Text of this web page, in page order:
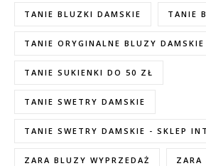
TANIE BLUZKI DAMSKIE TANIE
TANIE ORYGINALNE BLUZY DAMSKIE
TANIE SUKIENKI DO 50 ZŁ
TANIE SWETRY DAMSKIE
TANIE SWETRY DAMSKIE - SKLEP
ZARA BLUZY WYPRZEDAŻ ZARA